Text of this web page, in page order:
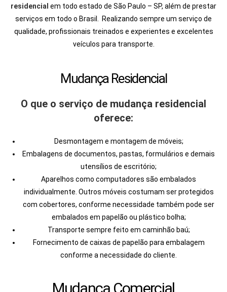
o
u
l
residencial em todo estado de São Paulo – SP, além de prestar
serviços em todo o Brasil. Realizando sempre um serviço de
qualidade, profissionais treinados e experientes e excelentes
veículos para transporte.
Mudança Residencial
O que o serviço de mudança residencial
oferece:
Desmontagem e montagem de móveis;
Embalagens de documentos, pastas, formulários e demais
utensílios de escritório;
Aparelhos como computadores são embalados
individualmente. Outros móveis costumam ser protegidos
com cobertores, conforme necessidade também pode ser
embalados em papelão ou plástico bolha;
Transporte sempre feito em caminhão baú;
Fornecimento de caixas de papelão para embalagem
conforme a necessidade do cliente.
Mudança Comercial